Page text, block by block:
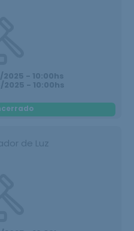
- 10:00hs
- 10:00hs
de Luz